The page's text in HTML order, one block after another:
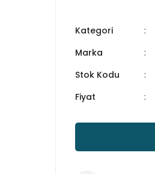
Kategori
Marka
Stok Kodu
Fiyat